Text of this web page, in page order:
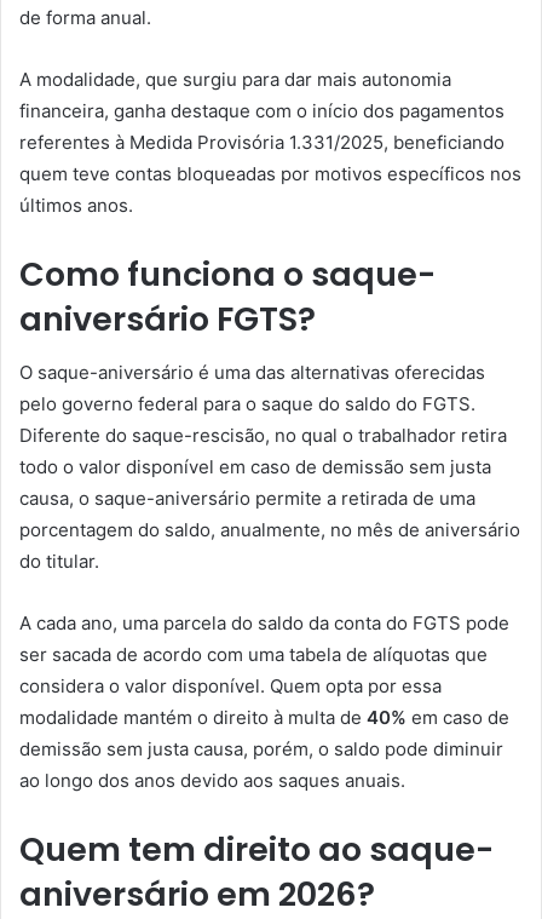
de forma anual.
A modalidade, que surgiu para dar mais autonomia
financeira, ganha destaque com o início dos pagamentos
referentes à Medida Provisória 1.331/2025, beneficiando
quem teve contas bloqueadas por motivos específicos nos
últimos anos.
Como funciona o saque-
aniversário FGTS?
O saque-aniversário é uma das alternativas oferecidas
pelo governo federal para o saque do saldo do FGTS.
Diferente do saque-rescisão, no qual o trabalhador retira
todo o valor disponível em caso de demissão sem justa
causa, o saque-aniversário permite a retirada de uma
porcentagem do saldo, anualmente, no mês de aniversário
do titular.
A cada ano, uma parcela do saldo da conta do FGTS pode
ser sacada de acordo com uma tabela de alíquotas que
considera o valor disponível. Quem opta por essa
modalidade mantém o direito à multa de 40% em caso de
demissão sem justa causa, porém, o saldo pode diminuir
ao longo dos anos devido aos saques anuais.
Quem tem direito ao saque-
aniversário em 2026?